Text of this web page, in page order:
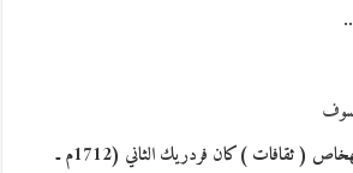
*د. يسري عبد الغني عبد اللهخاص ( ثقافات )كان فردريك الثاني (1712م ـ